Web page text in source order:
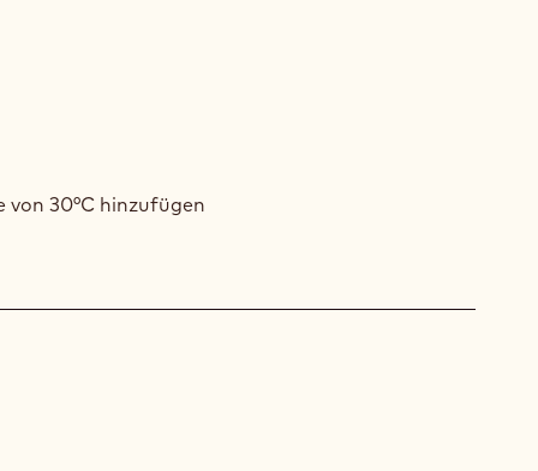
von 30°C hinzufügen